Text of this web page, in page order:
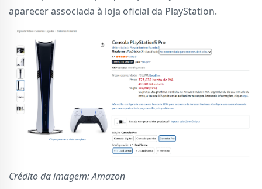
aparecer associada à loja oficial da PlayStation.
Crédito da imagem: Amazon